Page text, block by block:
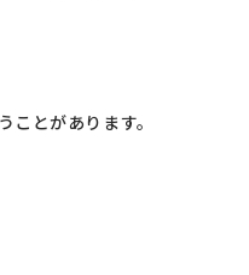
とがあります。